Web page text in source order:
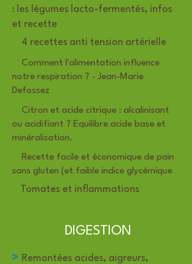
: les légumes lacto-fermentés, infos
et recette
4 recettes anti tension artérielle
Comment l'alimentation influence
notre respiration ? - Jean-Marie
Defossez
Citron et acide citrique : alcalinisant
ou acidifiant ? Equilibre acide base et
minéralisation.
Recette facile et économique de pain
sans gluten (et faible indice glycémique
Tomates et inflammations
> Remontées acides, aigreurs,
DIGESTION